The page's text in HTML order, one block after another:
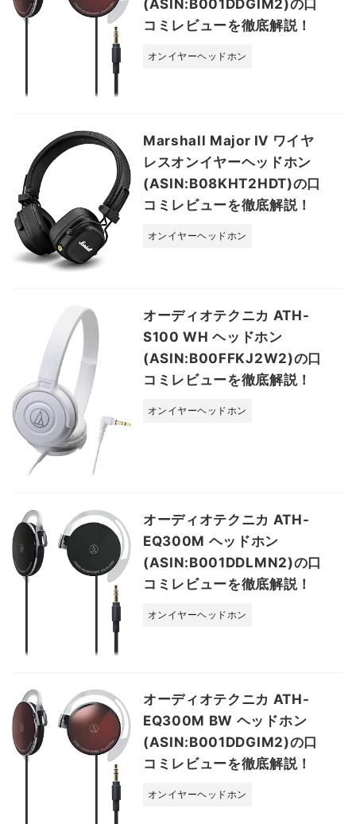
(ASIN:B001DDGIM2)の口
コミレビューを徹底解説！
オンイヤーヘッドホン
Marshall Major Ⅳ ワイヤ
レスオンイヤーヘッドホン
(ASIN:B08KHT2HDT)の口
コミレビューを徹底解説！
オンイヤーヘッドホン
オーディオテクニカ ATH-
S100 WH ヘッドホン
(ASIN:B00FFKJ2W2)の口
コミレビューを徹底解説！
オンイヤーヘッドホン
オーディオテクニカ ATH-
EQ300M ヘッドホン
(ASIN:B001DDLMN2)の口
コミレビューを徹底解説！
オンイヤーヘッドホン
オーディオテクニカ ATH-
EQ300M BW ヘッドホン
(ASIN:B001DDGIM2)の口
コミレビューを徹底解説！
オンイヤーヘッドホン